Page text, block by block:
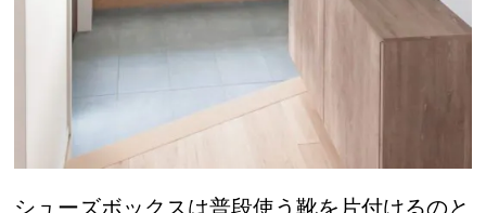
シューズボックスは普段使う靴を片付けるのと